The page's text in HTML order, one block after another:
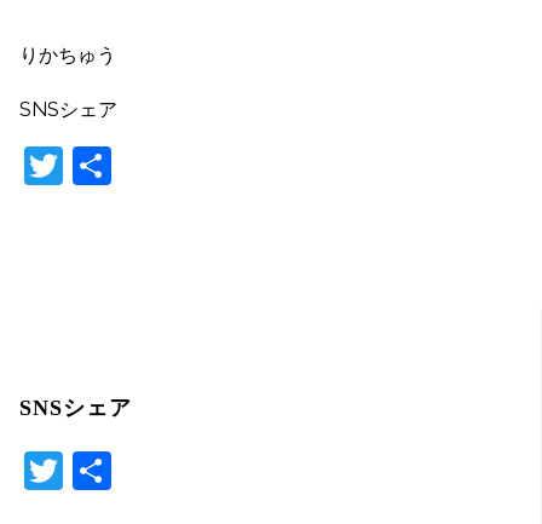
りかちゅう
SNSシェア
T
SNSシェア
T